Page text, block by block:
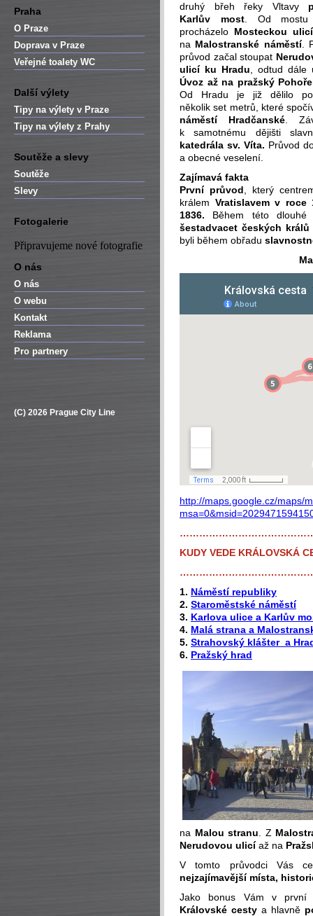
Praha
O Praze
Doprava v Praze
Veřejné toalety WC
Další výlety
Tipy na výlety v Praze
Tipy na výlety z Prahy
Soutěže a slevy
Soutěže
Slevy
Fotogalerie
Připravujeme nové fotografie
O nás
O nás
O webu
Kontakt
Reklama
Pro partnery
(C) 2026 Prague City Line
druhý břeh řeky Vltavy
Karlův most. Od mostu
procházelo Mosteckou ulicí
na Malostranské náměstí.
průvod začal stoupat
ulicí ku Hradu , odtud dále
Úvoz až na pražský
Od Hradu je již dělilo
několik set metrů, které
náměstí Hradčanské .
k samotnému dějišti
katedrála sv. Víta. Průvod
a obecné veselení.
Zajímavá fakta
První průvod , který
králem Vratislavem v roce
1836. Během této
šestadvacet českých králů
byli během obřadu
http://maps.google.cz/maps/
KUDY VEDE KRÁLOVSKÁ
1. Náměstí republiky
2. Staroměstské náměstí
3. Karlova ulice a Karlův
4. Malá strana a
5. Strahovský klášter a
6. Pražský hrad
na Malou stranu . Z
Nerudovou ulicíaž na
V tomto průvodci Vás
nejzajímavější místa,
Jako bonus Vám v
Královské cesty a hlavně